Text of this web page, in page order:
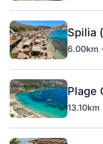
Spilia
6.00km
Plage